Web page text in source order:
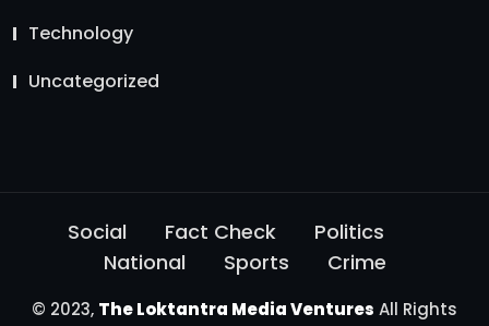
Technology
Uncategorized
Social Fact Check
Politics
National
Sports Crime
© 2023, The Loktantra Media Ventures All Rights